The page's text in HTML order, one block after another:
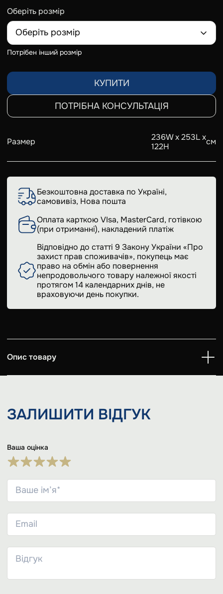
Оберіть розмір
Оберіть розмір
Потрібен інший розмір
КУПИТИ
ПОТРІБНА КОНСУЛЬТАЦІЯ
Размер
236W x 253L x
122H
см
Безкоштовна доставка по Україні,
самовивіз, Нова пошта
Оплата карткою VIsa, MasterCard, готівкою
(при отриманні), накладений платіж
Відповідно до статті 9 Закону України «Про
захист прав споживачів», покупець має
право на обмін або повернення
непродовольчого товару належної якості
протягом 14 календарних днів, не
враховуючи день покупки.
Опис товару
ЗАЛИШИТИ ВІДГУК
Ваша оцінка